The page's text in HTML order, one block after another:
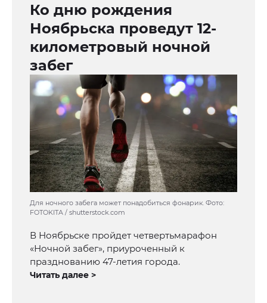
Ко дню рождения
Ноябрьска проведут 12-
километровый ночной
забег
Для ночного забега может понадобиться фонарик. Фото:
FOTOKITA / shutterstock.com
В Ноябрьске пройдет четвертьмарафон
«Ночной забег», приуроченный к
празднованию 47-летия города.
Читать далее >